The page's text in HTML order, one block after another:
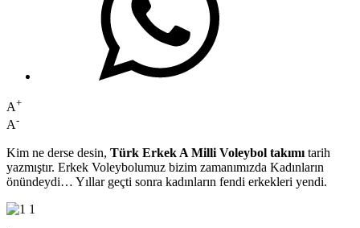
A+
A-
Kim ne derse desin, Türk Erkek A Milli Voleybol takımı tarih
yazmıştır. Erkek Voleybolumuz bizim zamanımızda Kadınların
önündeydi… Yıllar geçti sonra kadınların fendi erkekleri yendi.